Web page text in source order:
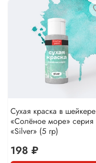
Сухая краска в шейкере
«Солёное море» серия
«Silver» (5 гр)
198 ₽